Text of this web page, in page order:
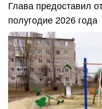
Глава предоставил
полугодие 2026 года